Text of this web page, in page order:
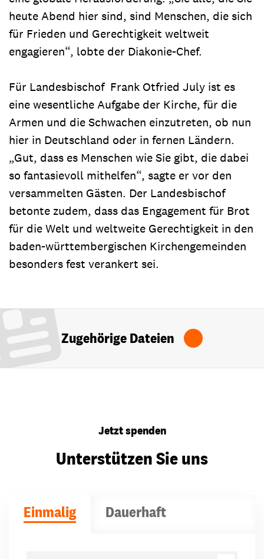
heute Abend hier sind, sind Menschen, die sich
für Frieden und Gerechtigkeit weltweit
engagieren“, lobte der Diakonie-Chef.
Für Landesbischof Frank Otfried July ist es
eine wesentliche Aufgabe der Kirche, für die
Armen und die Schwachen einzutreten, ob nun
hier in Deutschland oder in fernen Ländern.
„Gut, dass es Menschen wie Sie gibt, die dabei
so fantasievoll mithelfen“, sagte er vor den
versammelten Gästen. Der Landesbischof
betonte zudem, dass das Engagement für Brot
für die Welt und weltweite Gerechtigkeit in den
baden-württembergischen Kirchengemeinden
besonders fest verankert sei.
Zugehörige Dateien
Jetzt spenden
Unterstützen Sie uns
Einmalig Dauerhaft